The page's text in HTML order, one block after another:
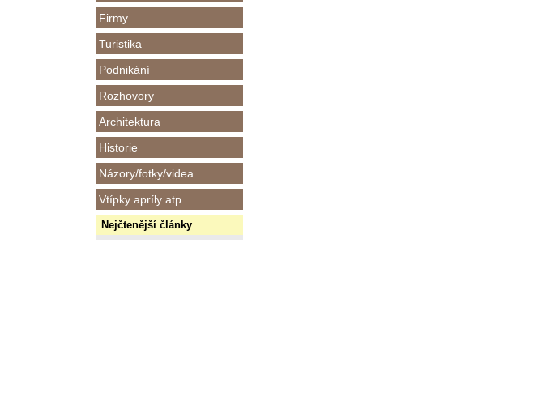
Firmy
Turistika
Podnikání
Rozhovory
Architektura
Historie
Názory/fotky/videa
Vtípky apríly atp.
Nejčtenější články